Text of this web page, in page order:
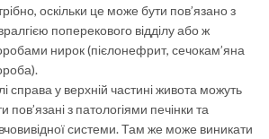
оскільки це може бути пов’язано з
поперекового відділу або ж
нирок (пієлонефрит, сечокам’яна
справа у верхній частині живота можуть
пов’язані з патологіями печінки та
системи. Там же може виникати